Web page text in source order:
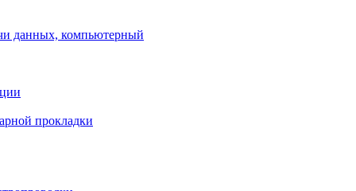
данных, компьютерный
прокладки